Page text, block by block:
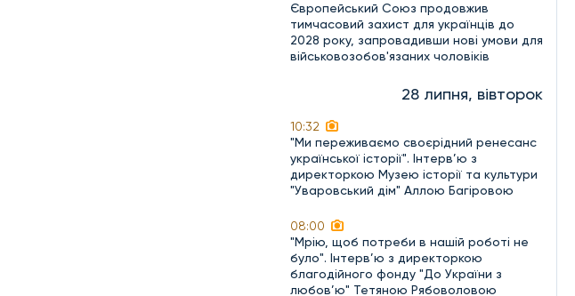
Європейський Союз продовжив
тимчасовий захист для українців до
2028 року, запровадивши нові умови для
військовозобов'язаних чоловіків
28 липня, вівторок
10:32
"Ми переживаємо своєрідний ренесанс
української історії". Інтерв’ю з
директоркою Музею історії та культури
"Уваровський дім" Аллою Багіровою
08:00
"Мрію, щоб потреби в нашій роботі не
було". Інтерв’ю з директоркою
благодійного фонду "До України з
любов’ю" Тетяною Рябоволовою